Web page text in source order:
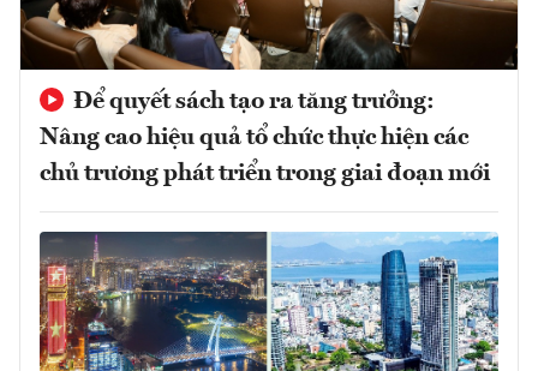
Để quyết sách tạo ra tăng trưởng:
Nâng cao hiệu quả tổ chức thực hiện các
chủ trương phát triển trong giai đoạn mới